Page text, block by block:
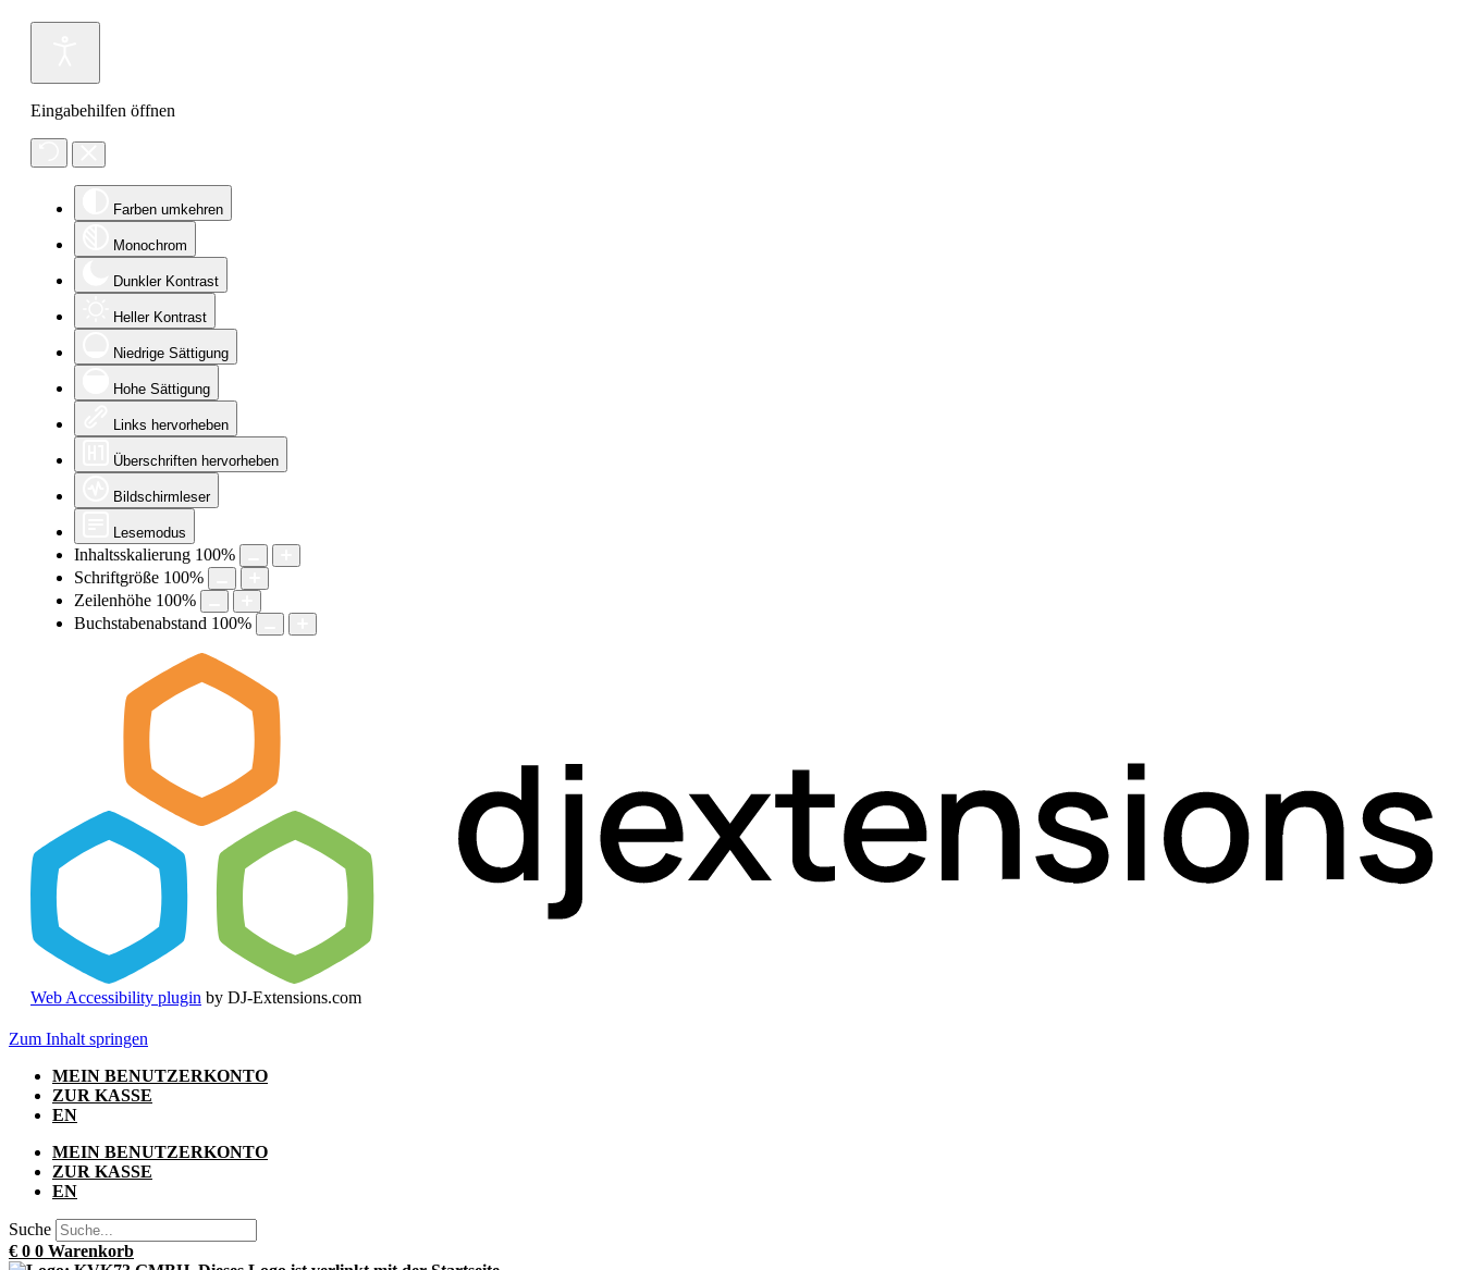
Eingabehilfen öffnen
Farben umkehren
Monochrom
Dunkler Kontrast
Heller Kontrast
Niedrige Sättigung
Hohe Sättigung
Links hervorheben
Überschriften hervorheben
Bildschirmleser
Lesemodus
Inhaltsskalierung 100%
Schriftgröße 100%
Zeilenhöhe 100%
Buchstabenabstand 100%
Web Accessibility plugin by DJ-Extensions.com
Zum Inhalt springen
MEIN BENUTZERKONTO
ZUR KASSE
EN
MEIN BENUTZERKONTO
ZUR KASSE
EN
Suche
€ 0 0 Warenkorb